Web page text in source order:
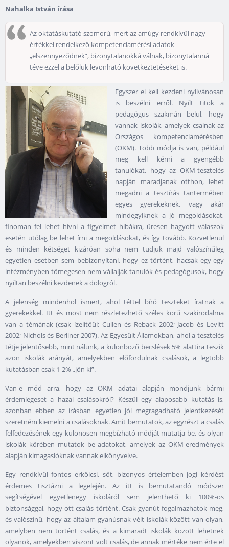
Nahalka István írása
Az oktatáskutató szomorú, mert az amúgy rendkívül nagy
értékkel rendelkező kompetenciamérési adatok
„elszennyeződnek”, bizonytalanokká válnak, bizonytalanná
téve ezzel a belőlük levonható következtetéseket is.
Egyszer el kell kezdeni nyilvánosan
is beszélni erről. Nyílt titok a
pedagógus szakmán belül, hogy
vannak iskolák, amelyek csalnak az
Országos kompetenciamérésben
(OKM). Több módja is van, például
meg kell kérni a gyengébb
tanulókat, hogy az OKM-tesztelés
napján maradjanak otthon, lehet
megadni a tesztírás tantermében
egyes gyerekeknek, vagy akár
mindegyiknek a jó megoldásokat,
finoman fel lehet hívni a figyelmet hibákra, üresen hagyott válaszok
esetén utólag be lehet írni a megoldásokat, és így tovább. Közvetlenül
és minden kétséget kizáróan soha nem tudjuk majd valószínűleg
egyetlen esetben sem bebizonyítani, hogy ez történt, hacsak egy-egy
intézményben tömegesen nem vállalják tanulók és pedagógusok, hogy
nyíltan beszélni kezdenek a dologról.
A jelenség mindenhol ismert, ahol téttel bíró teszteket íratnak a
gyerekekkel. Itt és most nem részletezhető széles körű szakirodalma
van a témának (csak ízelítőül: Cullen és Reback 2002; Jacob és Levitt
2002; Nichols és Berliner 2007). Az Egyesült Államokban, ahol a tesztelés
tétje jelentősebb, mint nálunk, a különböző becslések 5% alattira teszik
azon iskolák arányát, amelyekben előfordulnak csalások, a legtöbb
kutatásban csak 1-2% „jön ki”.
Van-e mód arra, hogy az OKM adatai alapján mondjunk bármi
érdemlegeset a hazai csalásokról? Készül egy alaposabb kutatás is,
azonban ebben az írásban egyetlen jól megragadható jelentkezését
szeretném kiemelni a csalásoknak. Amit bemutatok, az egyrészt a csalás
felfedezésének egy különösen megbízható módját mutatja be, és olyan
iskolák körében mutatok be adatokat, amelyek az OKM-eredmények
alapján kimagaslóknak vannak elkönyvelve.
Egy rendkívül fontos erkölcsi, sőt, bizonyos értelemben jogi kérdést
érdemes tisztázni a legelején. Az itt is bemutatandó módszer
segítségével egyetlenegy iskoláról sem jelenthető ki 100%-os
biztonsággal, hogy ott csalás történt. Csak gyanút fogalmazhatok meg,
és valószínű, hogy az általam gyanúsnak vélt iskolák között van olyan,
amelyben nem történt csalás, és a kimaradt iskolák között lehetnek
olyanok, amelyekben viszont volt csalás, de annak mértéke nem érte el